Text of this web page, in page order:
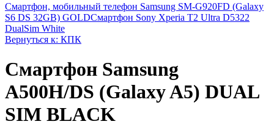
Смартфон, мобильный телефон Samsung SM-G920FD (Galaxy
S6 DS 32GB) GOLDСмартфон Sony Xperia T2 Ultra D5322
DualSim White
Вернуться к: КПК
Смартфон Samsung
A500H/DS (Galaxy A5) DUAL
SIM BLACK